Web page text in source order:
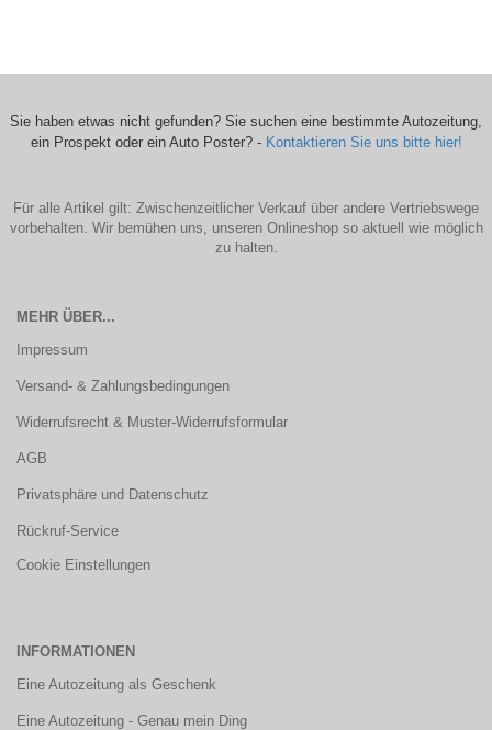
Sie haben etwas nicht gefunden? Sie suchen eine bestimmte Autozeitung,
ein Prospekt oder ein Auto Poster? - Kontaktieren Sie uns bitte hier!
Für alle Artikel gilt: Zwischenzeitlicher Verkauf über andere Vertriebswege
vorbehalten. Wir bemühen uns, unseren Onlineshop so aktuell wie möglich
zu halten.
MEHR ÜBER...
Impressum
Versand- & Zahlungsbedingungen
Widerrufsrecht & Muster-Widerrufsformular
AGB
Privatsphäre und Datenschutz
Rückruf-Service
Cookie Einstellungen
INFORMATIONEN
Eine Autozeitung als Geschenk
Eine Autozeitung - Genau mein Ding